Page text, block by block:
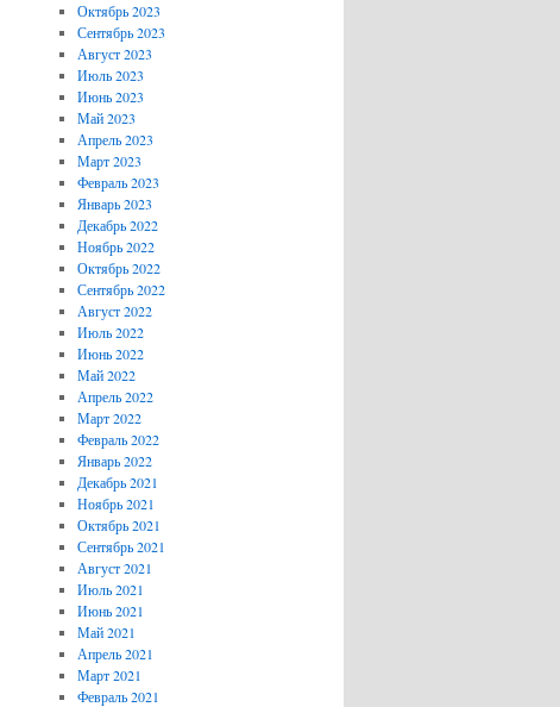
Октябрь 2023
Сентябрь 2023
Август 2023
Июль 2023
Июнь 2023
Май 2023
Апрель 2023
Март 2023
Февраль 2023
Январь 2023
Декабрь 2022
Ноябрь 2022
Октябрь 2022
Сентябрь 2022
Август 2022
Июль 2022
Июнь 2022
Май 2022
Апрель 2022
Март 2022
Февраль 2022
Январь 2022
Декабрь 2021
Ноябрь 2021
Октябрь 2021
Сентябрь 2021
Август 2021
Июль 2021
Июнь 2021
Май 2021
Апрель 2021
Март 2021
Февраль 2021